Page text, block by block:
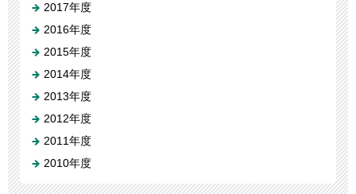
2017年度
2016年度
2015年度
2014年度
2013年度
2012年度
2011年度
2010年度